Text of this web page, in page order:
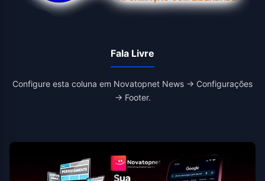
Fala Livre
Configure esta coluna em Novatopnet News → Configurações
→ Footer.